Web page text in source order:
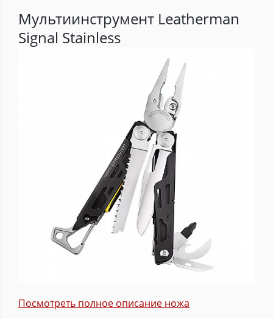
Мультиинструмент Leatherman
Signal Stainless
Посмотреть полное описание ножа